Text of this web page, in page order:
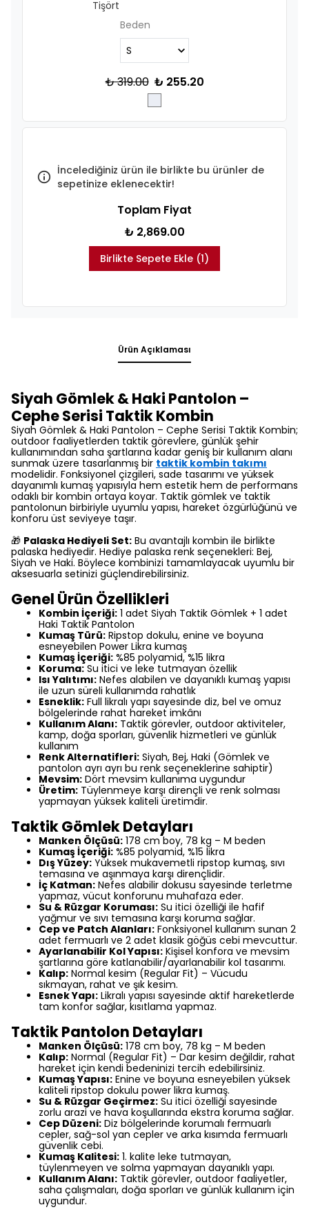
Tişört
Beden
₺ 319.00 ₺ 255.20
İncelediğiniz ürün ile birlikte bu ürünler de
sepetinize eklenecektir!
Toplam Fiyat
₺ 2,869.00
Birlikte Sepete Ekle (1)
Ürün Açıklaması
Siyah Gömlek & Haki Pantolon –
Cephe Serisi Taktik Kombin
Siyah Gömlek & Haki Pantolon – Cephe Serisi Taktik Kombin;
outdoor faaliyetlerden taktik görevlere, günlük şehir
kullanımından saha şartlarına kadar geniş bir kullanım alanı
sunmak üzere tasarlanmış bir taktik kombin takımı
modelidir. Fonksiyonel çizgileri, sade tasarımı ve yüksek
dayanımlı kumaş yapısıyla hem estetik hem de performans
odaklı bir kombin ortaya koyar. Taktik gömlek ve taktik
pantolonun birbiriyle uyumlu yapısı, hareket özgürlüğünü ve
konforu üst seviyeye taşır.
🎁 Palaska Hediyeli Set: Bu avantajlı kombin ile birlikte
palaska hediyedir. Hediye palaska renk seçenekleri: Bej,
Siyah ve Haki. Böylece kombinizi tamamlayacak uyumlu bir
aksesuarla setinizi güçlendirebilirsiniz.
Genel Ürün Özellikleri
Kombin İçeriği: 1 adet Siyah Taktik Gömlek + 1 adet
Haki Taktik Pantolon
Kumaş Türü: Ripstop dokulu, enine ve boyuna
esneyebilen Power Likra kumaş
Kumaş İçeriği: %85 polyamid, %15 likra
Koruma: Su itici ve leke tutmayan özellik
Isı Yalıtımı: Nefes alabilen ve dayanıklı kumaş yapısı
ile uzun süreli kullanımda rahatlık
Esneklik: Full likralı yapı sayesinde diz, bel ve omuz
bölgelerinde rahat hareket imkânı
Kullanım Alanı: Taktik görevler, outdoor aktiviteler,
kamp, doğa sporları, güvenlik hizmetleri ve günlük
kullanım
Renk Alternatifleri: Siyah, Bej, Haki (Gömlek ve
pantolon ayrı ayrı bu renk seçeneklerine sahiptir)
Mevsim: Dört mevsim kullanıma uygundur
Üretim: Tüylenmeye karşı dirençli ve renk solması
yapmayan yüksek kaliteli üretimdir.
Taktik Gömlek Detayları
Manken Ölçüsü: 178 cm boy, 78 kg – M beden
Kumaş İçeriği: %85 polyamid, %15 likra
Dış Yüzey: Yüksek mukavemetli ripstop kumaş, sıvı
temasına ve aşınmaya karşı dirençlidir.
İç Katman: Nefes alabilir dokusu sayesinde terletme
yapmaz, vücut konforunu muhafaza eder.
Su & Rüzgar Koruması: Su itici özelliği ile hafif
yağmur ve sıvı temasına karşı koruma sağlar.
Cep ve Patch Alanları: Fonksiyonel kullanım sunan 2
adet fermuarlı ve 2 adet klasik göğüs cebi mevcuttur.
Ayarlanabilir Kol Yapısı: Kişisel konfora ve mevsim
şartlarına göre katlanabilir/ayarlanabilir kol tasarımı.
Kalıp: Normal kesim (Regular Fit) – Vücudu
sıkmayan, rahat ve şık kesim.
Esnek Yapı: Likralı yapısı sayesinde aktif hareketlerde
tam konfor sağlar, kısıtlama yapmaz.
Taktik Pantolon Detayları
Manken Ölçüsü: 178 cm boy, 78 kg – M beden
Kalıp: Normal (Regular Fit) – Dar kesim değildir, rahat
hareket için kendi bedeninizi tercih edebilirsiniz.
Kumaş Yapısı: Enine ve boyuna esneyebilen yüksek
kaliteli ripstop dokulu power likra kumaş.
Su & Rüzgar Geçirmez: Su itici özelliği sayesinde
zorlu arazi ve hava koşullarında ekstra koruma sağlar.
Cep Düzeni: Diz bölgelerinde korumalı fermuarlı
cepler, sağ-sol yan cepler ve arka kısımda fermuarlı
güvenlik cebi.
Kumaş Kalitesi: 1. kalite leke tutmayan,
tüylenmeyen ve solma yapmayan dayanıklı yapı.
Kullanım Alanı: Taktik görevler, outdoor faaliyetler,
saha çalışmaları, doğa sporları ve günlük kullanım için
uygundur.